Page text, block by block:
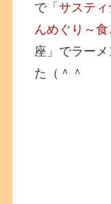
で「サステ
んめぐり～
座」でラー
た（＾＾